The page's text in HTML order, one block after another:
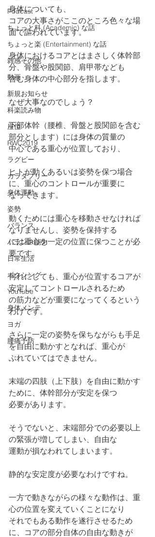
Podcast
ちょっと科 (Academic) な話
ちょっと楽 (Entertainment) な話
雑感その他
動画
新規お知らせ
科楽読み物
座位
RWC2019
ラグビー
カラダフリー
身体運動
姿勢
バランス
バランス能力
日常生活
ボクシング
YouTube
身体メンテ
ヨガ
腰痛予防
身体についても、
コアの大事さがここのところ色々な場
面で謳われています。
身体におけるコアとはまさしく体幹部
分、骨盤や股関節、肩甲帯なども
含む身体の中心部分を指します。
なぜ大事なのでしょう？
下部体幹（腰椎、骨盤と股関節を含む
部分とします）には身体の質量の
中心である重心が位置しており、
ヒトが動くあるいは姿勢を保つ場合
に、重心のコントロールが重要に
なってきます。
動くためには重心を移動させなければ
なりませんし、姿勢を保持する
には重心を一定の位置に保つことが必
要です。
何れにしても、重心が位置するコアが
安定してコントロールされるため
の筋力などが重要になってくるという
わけです。
さらに一定の姿勢を保ちながらも手足
を自由に動かすとなれば、重心が
ぶれていてはできません。
末端の四肢（上下肢）を自由に動かす
ために、体幹部分が安定を保つ
必要があります。
そうでないと、末端部分での必要以上
の緊張が増してしまい、自由な
運動が損なわれてしまいます。
静的な安定度が必要なわけですね。
一方で動きながらの様々な動作は、重
心の位置を変えていくことになり
それでもある動作を遂行させるため
に、コアの部分自体の自由な動きが